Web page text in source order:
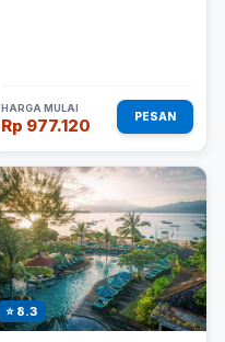
HARGA MULAI
Rp 977.120 PESAN
⭐ 8.3